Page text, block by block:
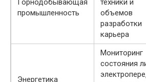
Горнодобывающая
промышленность
техники и
объемов
разработки
карьера
Энергетика
Мониторинг
состояния